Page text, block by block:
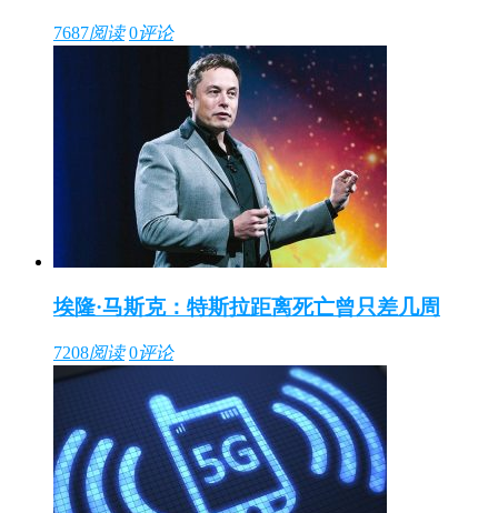
7687阅读 0评论
埃隆·马斯克：特斯拉距离死亡曾只差几周
7208阅读 0评论